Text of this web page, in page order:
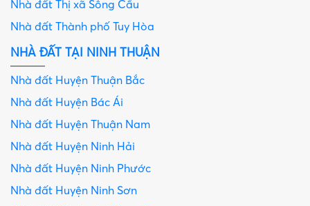
Nhà đất Thị xã Sông Cầu
Nhà đất Thành phố Tuy Hòa
NHÀ ĐẤT TẠI NINH THUẬN
Nhà đất Huyện Thuận Bắc
Nhà đất Huyện Bác Ái
Nhà đất Huyện Thuận Nam
Nhà đất Huyện Ninh Hải
Nhà đất Huyện Ninh Phước
Nhà đất Huyện Ninh Sơn